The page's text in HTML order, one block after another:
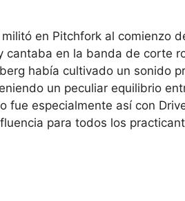
en Pitchfork al comienzo
cantaba en la banda de corte
había cultivado un sonido
un peculiar equilibrio
fue especialmente así con
para todos los